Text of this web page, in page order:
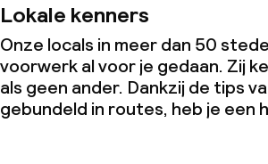
Lokale kenners
Onze locals in meer dan 50
voorwerk al voor je gedaan. Zij
als geen ander. Dankzij de tips
gebundeld in routes, heb je een